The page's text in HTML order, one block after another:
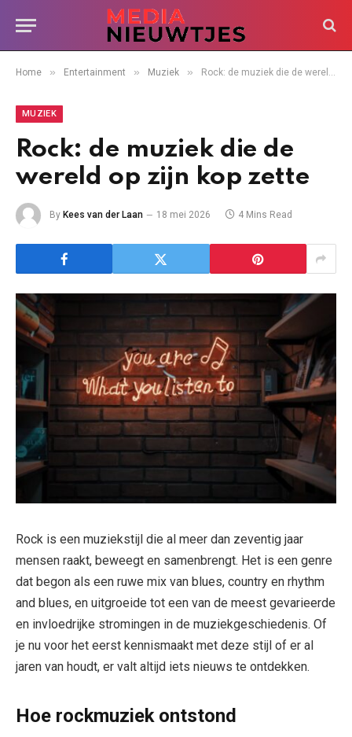
Home » Entertainment » Muziek » Rock: de muziek die de wereld op zijn kop zette
MUZIEK
Rock: de muziek die de
wereld op zijn kop zette
By Kees van der Laan 18 mei 2026 4 Mins Read
Rock is een muziekstijl die al meer dan zeventig jaar
mensen raakt, beweegt en samenbrengt. Het is een genre
dat begon als een ruwe mix van blues, country en rhythm
and blues, en uitgroeide tot een van de meest gevarieerde
en invloedrijke stromingen in de muziekgeschiedenis. Of
je nu voor het eerst kennismaakt met deze stijl of er al
jaren van houdt, er valt altijd iets nieuws te ontdekken.
Hoe rockmuziek ontstond